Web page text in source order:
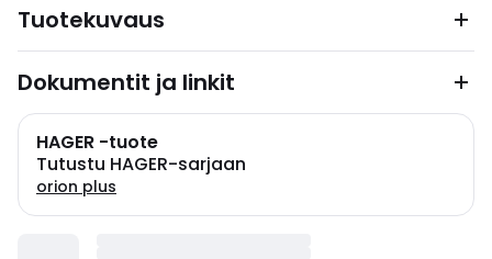
Tuotekuvaus
Dokumentit ja linkit
HAGER -tuote
Tutustu HAGER-sarjaan
orion plus